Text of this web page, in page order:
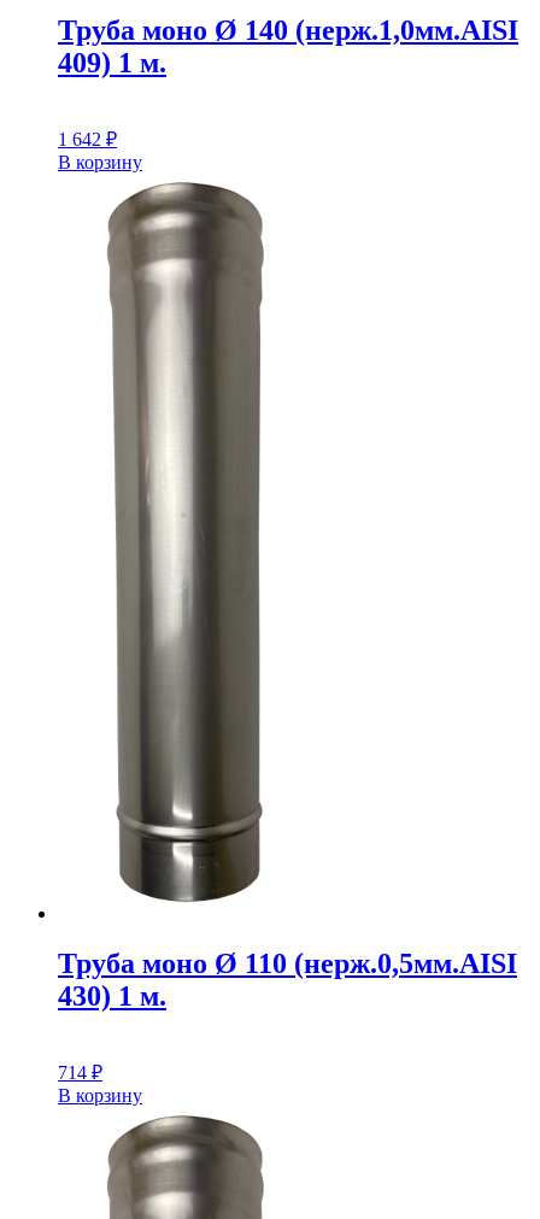
Труба моно Ø 140 (нерж.1,0мм.AISI
409) 1 м.
1 642 ₽
В корзину
Труба моно Ø 110 (нерж.0,5мм.AISI
430) 1 м.
714 ₽
В корзину